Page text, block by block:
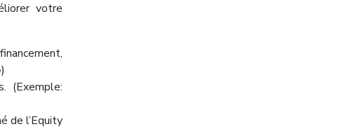
votre
(Exemple:
de l’Equity